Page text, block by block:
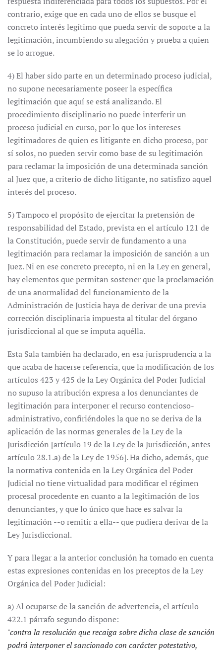
contrario, exige que en cada uno de ellos se busque el
concreto interés legítimo que pueda servir de soporte a la
legitimación, incumbiendo su alegación y prueba a quien
se lo arrogue.
4) El haber sido parte en un determinado proceso judicial,
no supone necesariamente poseer la específica
legitimación que aquí se está analizando. El
procedimiento disciplinario no puede interferir un
proceso judicial en curso, por lo que los intereses
legitimadores de quien es litigante en dicho proceso, por
sí solos, no pueden servir como base de su legitimación
para reclamar la imposición de una determinada sanción
al Juez que, a criterio de dicho litigante, no satisfizo aquel
interés del proceso.
5) Tampoco el propósito de ejercitar la pretensión de
responsabilidad del Estado, prevista en el artículo 121 de
la Constitución, puede servir de fundamento a una
legitimación para reclamar la imposición de sanción a un
Juez. Ni en ese concreto precepto, ni en la Ley en general,
hay elementos que permitan sostener que la proclamación
de una anormalidad del funcionamiento de la
Administración de Justicia haya de derivar de una previa
corrección disciplinaria impuesta al titular del órgano
jurisdiccional al que se imputa aquélla.
Esta Sala también ha declarado, en esa jurisprudencia a la
que acaba de hacerse referencia, que la modificación de los
artículos 423 y 425 de la Ley Orgánica del Poder Judicial
no supuso la atribución expresa a los denunciantes de
legitimación para interponer el recurso contencioso-
administrativo, confiriéndoles la que no se deriva de la
aplicación de las normas generales de la Ley de la
Jurisdicción [artículo 19 de la Ley de la Jurisdicción, antes
artículo 28.1.a) de la Ley de 1956]. Ha dicho, además, que
la normativa contenida en la Ley Orgánica del Poder
Judicial no tiene virtualidad para modificar el régimen
procesal procedente en cuanto a la legitimación de los
denunciantes, y que lo único que hace es salvar la
legitimación --o remitir a ella-- que pudiera derivar de la
Ley Jurisdiccional.
Y para llegar a la anterior conclusión ha tomado en cuenta
estas expresiones contenidas en los preceptos de la Ley
Orgánica del Poder Judicial:
a) Al ocuparse de la sanción de advertencia, el artículo
422.1 párrafo segundo dispone:
"contra la resolución que recaiga sobre dicha clase de sanción
podrá interponer el sancionado con carácter potestativo,